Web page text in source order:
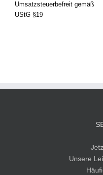
Umsatzsteuerbefreit gemäß
UStG §19
Unsere